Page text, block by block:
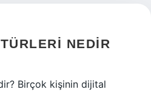
NEDIR
Birçok kişinin dijital